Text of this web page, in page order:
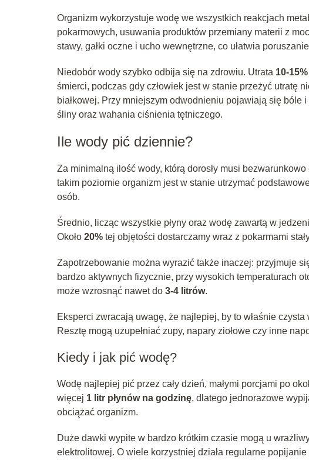
Organizm wykorzystuje wodę we wszystkich reakcjach
pokarmowych, usuwania produktów przemiany materii z
stawy, gałki oczne i ucho wewnętrzne, co ułatwia
Niedobór wody szybko odbija się na zdrowiu. Utrata 10-15%
śmierci, podczas gdy człowiek jest w stanie przeżyć utratę
białkowej. Przy mniejszym odwodnieniu pojawiają się bóle
śliny oraz wahania ciśnienia tętniczego.
Ile wody pić dziennie?
Za minimalną ilość wody, którą dorosły musi bezwarunkowo
takim poziomie organizm jest w stanie utrzymać
osób.
Średnio, licząc wszystkie płyny oraz wodę zawartą w
Około 20% tej objętości dostarczamy wraz z pokarmami
Zapotrzebowanie można wyrazić także inaczej: przyjmuje
bardzo aktywnych fizycznie, przy wysokich temperaturach
może wzrosnąć nawet do 3-4 litrów.
Eksperci zwracają uwagę, że najlepiej, by to właśnie czysta
Resztę mogą uzupełniać zupy, napary ziołowe czy inne
Kiedy i jak pić wodę?
Wodę najlepiej pić przez cały dzień, małymi porcjami po
więcej 1 litr płynów na godzinę, dlatego jednorazowe
obciążać organizm.
Duże dawki wypite w bardzo krótkim czasie mogą u
elektrolitowej. O wiele korzystniej działa regularne